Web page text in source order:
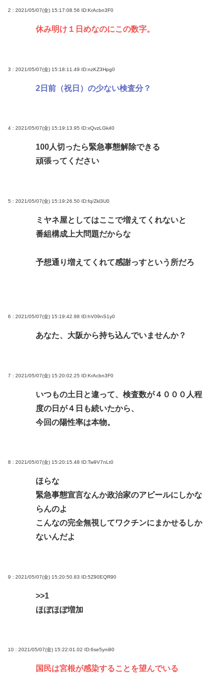
2 : 2021/05/07(金) 15:17:08.56 ID:KrAcbn3F0
休み明け１日めなのにこの数字。
3 : 2021/05/07(金) 15:18:11.49 ID:nzKZ3Hpg0
2日前（祝日）の少ない検査分？
4 : 2021/05/07(金) 15:19:13.95 ID:xQvzLGk40
100人切ったら緊急事態解除できる
頑張ってください
5 : 2021/05/07(金) 15:19:26.50 ID:fq/Zkl3U0
ミヤネ屋としてはここで増えてくれないと
番組構成上大問題だからな
予想通り増えてくれて感謝っすという所だろ
6 : 2021/05/07(金) 15:19:42.98 ID:hV09nS1y0
あなた、大阪から持ち込んでいませんか？
7 : 2021/05/07(金) 15:20:02.25 ID:KrAcbn3F0
いつもの土日と違って、検査数が４０００人程
度の日が４日も続いたから、
今回の陽性率は本物。
8 : 2021/05/07(金) 15:20:15.48 ID:Tw9V7nLt0
ほらな
緊急事態宣言なんか政治家のアピールにしかな
らんのよ
こんなの完全無視してワクチンにまかせるしか
ないんだよ
9 : 2021/05/07(金) 15:20:50.83 ID:5Z90EQR90
>>1
ほぼほぼ増加
10 : 2021/05/07(金) 15:22:01.02 ID:6se5yni90
国民は宮根が感染することを望んでいる